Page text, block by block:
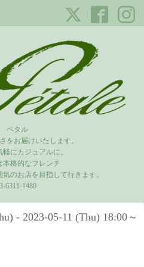
ペタル
をお届けいたします。
にカジュアルに。
本格的なフレンチ
のお店を目指して行きます。
6311-1480
- 2023-05-11 (Thu) 18:00～